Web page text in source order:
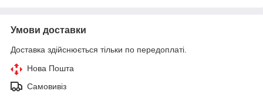
Умови доставки
Доставка здійснюється тільки по передоплаті.
Нова Пошта
Самовивіз